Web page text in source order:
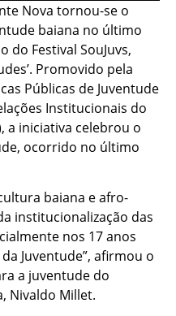
Nova tornou-se o
baiana no último
do Festival SouJuvs,
Promovido pela
Públicas de Juventude
Institucionais do
a iniciativa celebrou o
ocorrido no último
baiana e afro-
institucionalização das
nos 17 anos
Juventude”, afirmou o
a juventude do
Nivaldo Millet.